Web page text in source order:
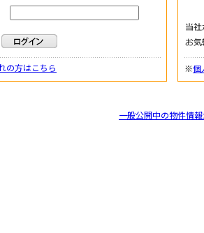
の方はこちら ※個
一般公開中の物件情